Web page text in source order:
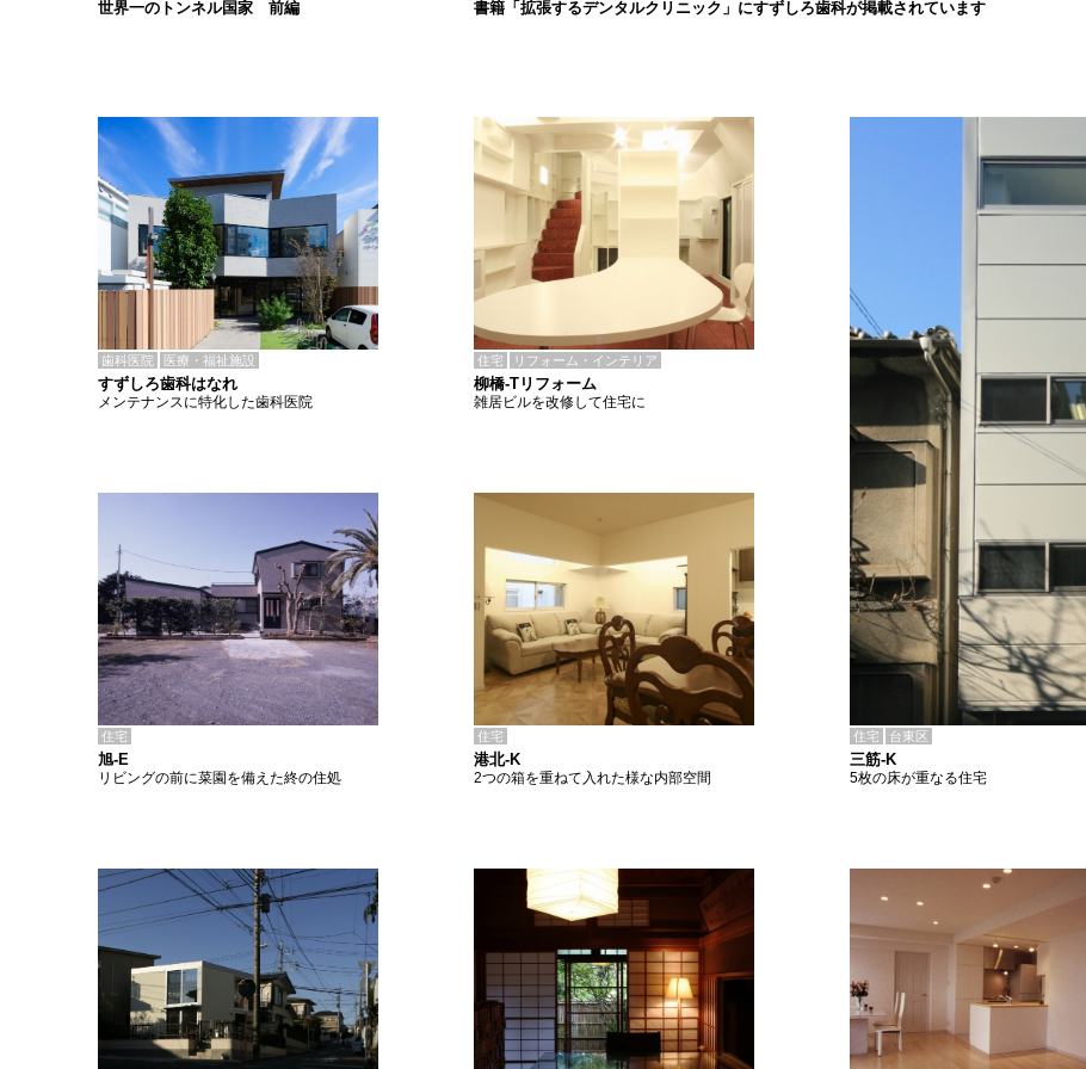
書籍「拡張するデンタルクリニック」にすずしろ歯科が掲載されています
世界一のトンネル国家 前編
歯科医院 医療・福祉施設
すずしろ歯科はなれ
メンテナンスに特化した歯科医院
住宅 リフォーム・インテリア
柳橋-Tリフォーム
雑居ビルを改修して住宅に
住宅
旭-E
リビングの前に菜園を備えた終の住処
住宅
港北-K
2つの箱を重ねて入れた様な内部空間
住宅 台東区
三筋-K
5枚の床が重なる住宅